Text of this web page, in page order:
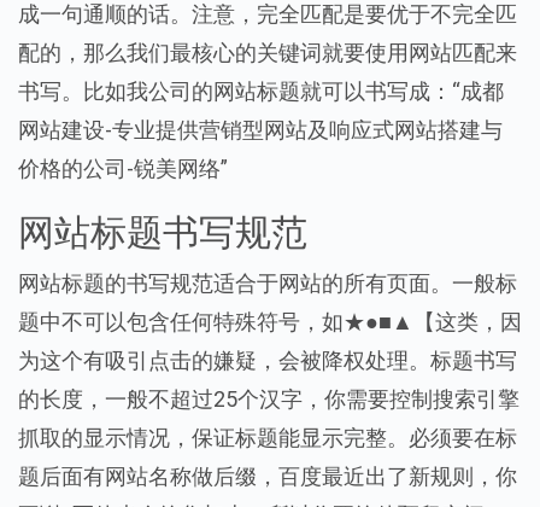
成一句通顺的话。注意，完全匹配是要优于不完全匹
配的，那么我们最核心的关键词就要使用网站匹配来
书写。比如我公司的网站标题就可以书写成：“成都
网站建设-专业提供营销型网站及响应式网站搭建与
价格的公司-锐美网络”
网站标题书写规范
网站标题的书写规范适合于网站的所有页面。一般标
题中不可以包含任何特殊符号，如★●■▲【这类，因
为这个有吸引点击的嫌疑，会被降权处理。标题书写
的长度，一般不超过25个汉字，你需要控制搜索引擎
抓取的显示情况，保证标题能显示完整。必须要在标
题后面有网站名称做后缀，百度最近出了新规则，你